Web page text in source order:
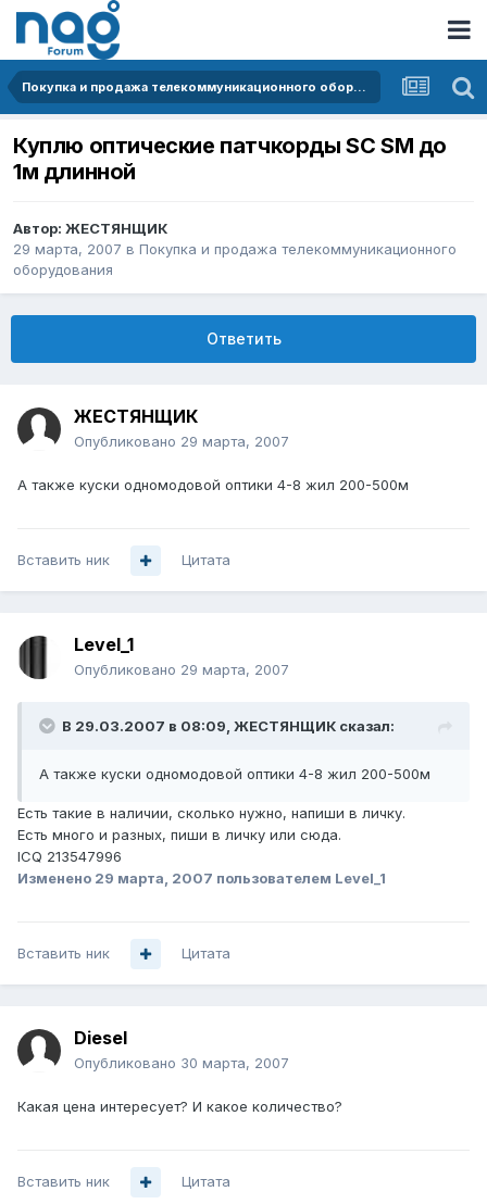
Покупка и продажа телекоммуникационного оборудования
Куплю оптические патчкорды SC SM до
1м длинной
Автор: ЖЕСТЯНЩИК
29 марта, 2007 в Покупка и продажа телекоммуникационного
оборудования
Ответить
ЖЕСТЯНЩИК
Опубликовано 29 марта, 2007
А также куски одномодовой оптики 4-8 жил 200-500м
Вставить ник Цитата
Level_1
Опубликовано 29 марта, 2007
В 29.03.2007 в 08:09, ЖЕСТЯНЩИК сказал:
А также куски одномодовой оптики 4-8 жил 200-500м
Есть такие в наличии, сколько нужно, напиши в личку.
Есть много и разных, пиши в личку или сюда.
ICQ 213547996
Изменено 29 марта, 2007 пользователем Level_1
Вставить ник Цитата
Diesel
Опубликовано 30 марта, 2007
Какая цена интересует? И какое количество?
Вставить ник Цитата